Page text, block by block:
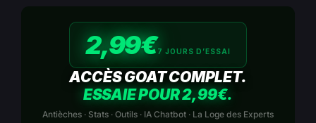
2,99€7 JOURS D’ESSAI
ACCÈS GOAT COMPLET.
ESSAIE POUR 2,99€.
Antièches · Stats · Outils · IA Chatbot · La Loge des Experts